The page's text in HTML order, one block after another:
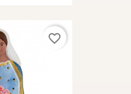
favorite_border